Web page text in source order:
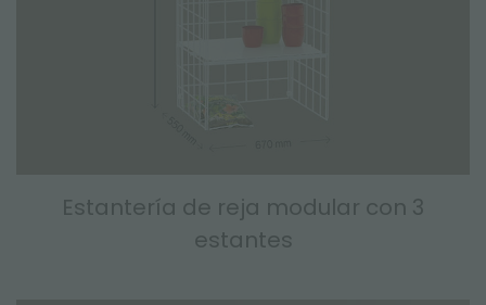
Estantería de reja modular con 3
estantes